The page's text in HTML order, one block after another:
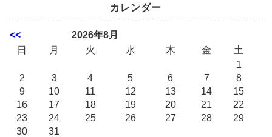
カレンダー
<<
2026年8月
日
月 火 水 木 金
土
1
2
3 4 5 6 7
8
9
10 11 12 13 14
15
16
17 18 19 20 21
22
23
24 25 26 27 28
29
30
31